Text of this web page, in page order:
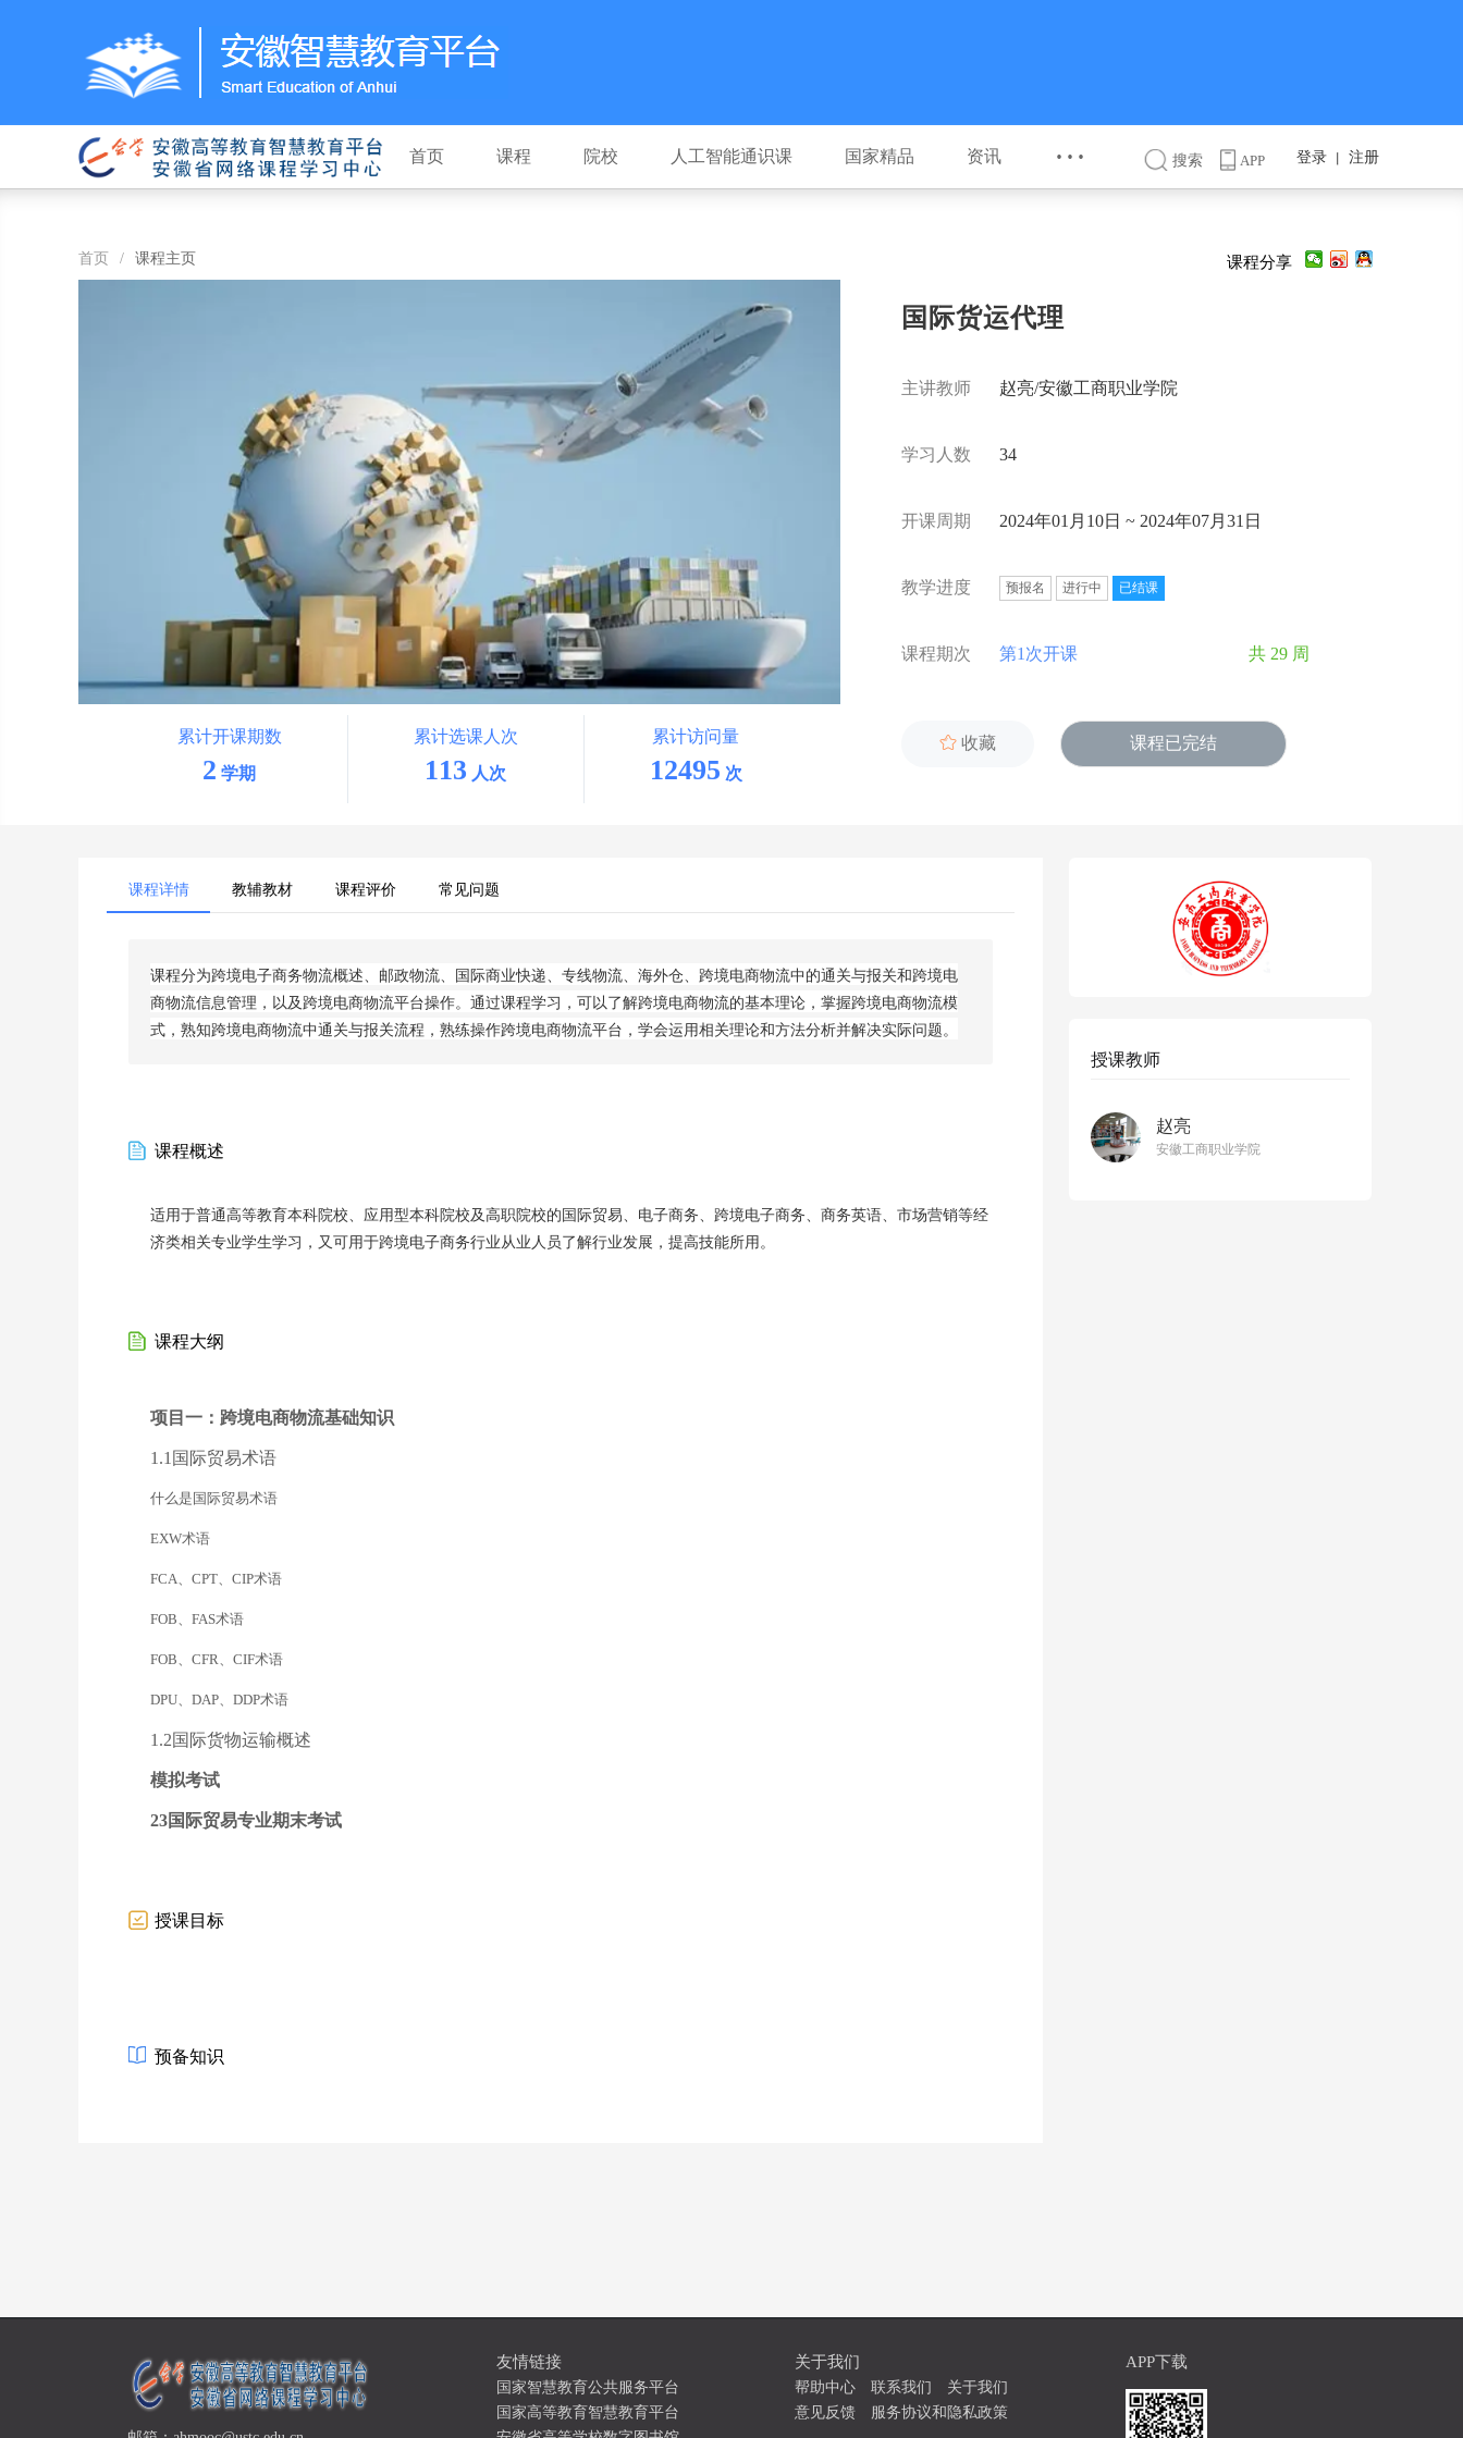
首页 课程 院校 人工智能通识课 国家精品 资讯 ··· 搜索 APP 登录 注册
首页 / 课程主页
累计开课期数
2 学期
累计选课人次
113 人次
累计访问量
12495 次
课程分享
国际货运代理
主讲教师 赵亮/安徽工商职业学院
学习人数 34
开课周期 2024年01月10日 ~ 2024年07月31日
教学进度 预报名 进行中 已结课
课程期次 第1次开课 共 29 周
 收藏 课程已完结
课程详情 教辅教材 课程评价 常见问题
课程分为跨境电子商务物流概述、邮政物流、国际商业快递、专线物流、海外仓、跨境电商物流中的通关与报关和跨境电
商物流信息管理，以及跨境电商物流平台操作。通过课程学习，可以了解跨境电商物流的基本理论，掌握跨境电商物流模
式，熟知跨境电商物流中通关与报关流程，熟练操作跨境电商物流平台，学会运用相关理论和方法分析并解决实际问题。
课程概述
适用于普通高等教育本科院校、应用型本科院校及高职院校的国际贸易、电子商务、跨境电子商务、商务英语、市场营销等经
济类相关专业学生学习，又可用于跨境电子商务行业从业人员了解行业发展，提高技能所用。
课程大纲
项目一：跨境电商物流基础知识
1.1国际贸易术语
什么是国际贸易术语
EXW术语
FCA、CPT、CIP术语
FOB、FAS术语
FOB、CFR、CIF术语
DPU、DAP、DDP术语
1.2国际货物运输概述
模拟考试
23国际贸易专业期末考试
授课目标
预备知识
授课教师
赵亮
安徽工商职业学院
友情链接
国家智慧教育公共服务平台
国家高等教育智慧教育平台
关于我们
帮助中心 联系我们
关于我们
意见反馈
服务协议和隐私政策
APP下载